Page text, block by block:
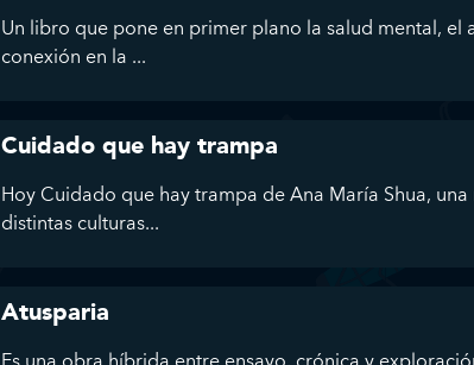
Un libro que pone en primer plano la salud mental, el
conexión en la ...
Cuidado que hay trampa
Hoy Cuidado que hay trampa de Ana María Shua,
distintas culturas...
Atusparia